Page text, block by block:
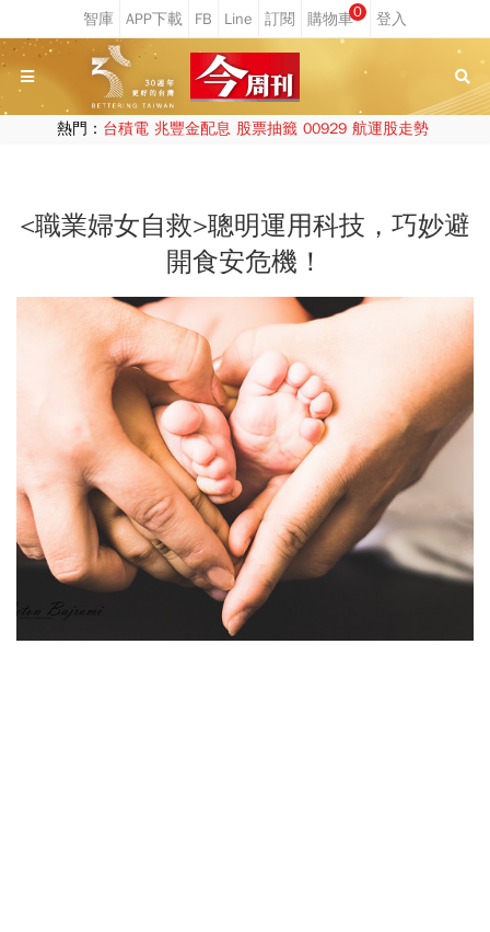
0
熱門： 台積電 兆豐金配息 股票抽籤 00929 航運股走勢
<職業婦女自救>聰明運用科技，巧妙避
開食安危機！